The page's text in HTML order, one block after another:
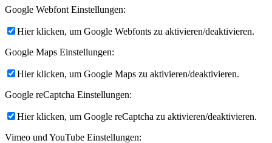
Google Webfont Einstellungen:
Hier klicken, um Google Webfonts zu aktivieren/deaktivieren.
Google Maps Einstellungen:
Hier klicken, um Google Maps zu aktivieren/deaktivieren.
Google reCaptcha Einstellungen:
Hier klicken, um Google reCaptcha zu aktivieren/deaktivieren.
Vimeo und YouTube Einstellungen: